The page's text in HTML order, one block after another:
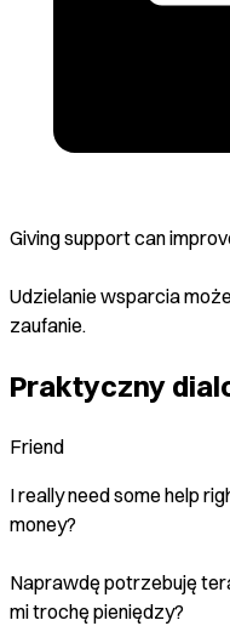
Giving support can
Udzielanie wsparcia
zaufanie.
Praktyczny
Friend
I really need some help
money?
Naprawdę potrzebuję
mi trochę pieniędzy?